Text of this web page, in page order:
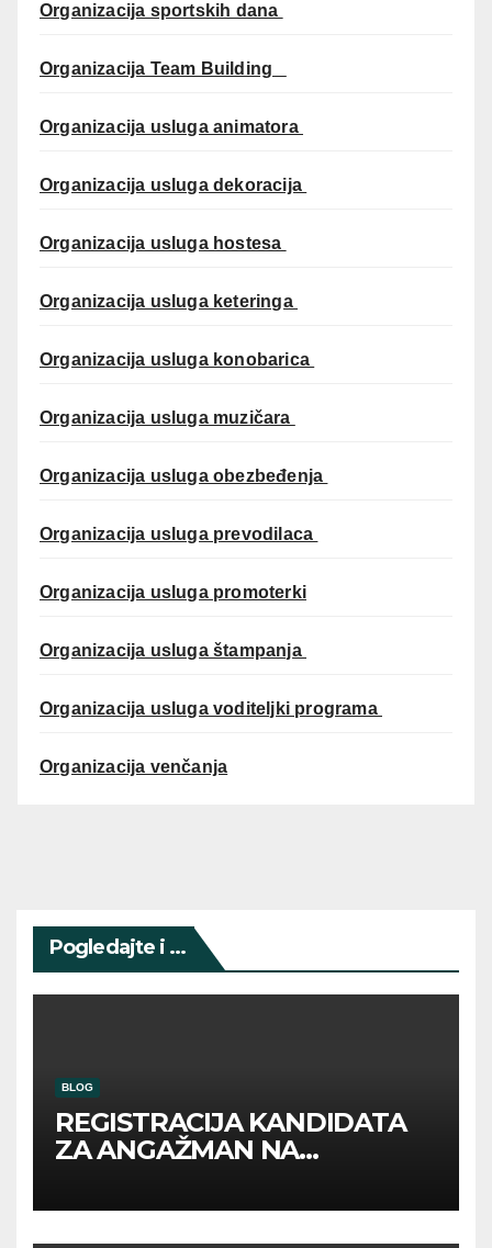
Organizacija sportskih dana
Organizacija Team Building
Organizacija usluga animatora
Organizacija usluga dekoracija
Organizacija usluga hostesa
Organizacija usluga keteringa
Organizacija usluga konobarica
Organizacija usluga muzičara
Organizacija usluga obezbeđenja
Organizacija usluga prevodilaca
Organizacija usluga promoterki
Organizacija usluga štampanja
Organizacija usluga voditeljki programa
Organizacija venčanja
Pogledajte i ...
BLOG
REGISTRACIJA KANDIDATA
ZA ANGAŽMAN NA